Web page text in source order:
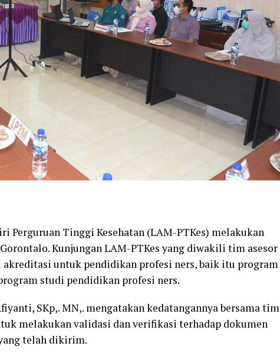
Perguruan Tinggi Kesehatan (LAM-PTKes) melakukan
Kunjungan LAM-PTKes yang diwakili tim asesor
untuk pendidikan profesi ners, baik itu program
studi pendidikan profesi ners.
SKp,. MN,. mengatakan kedatangannya bersama tim
melakukan validasi dan verifikasi terhadap dokumen
telah dikirim.